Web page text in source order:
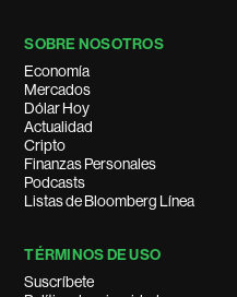
SOBRE NOSOTROS
Economía
Mercados
Dólar Hoy
Actualidad
Cripto
Finanzas Personales
Podcasts
Listas de Bloomberg Línea
TÉRMINOS DE USO
Suscríbete